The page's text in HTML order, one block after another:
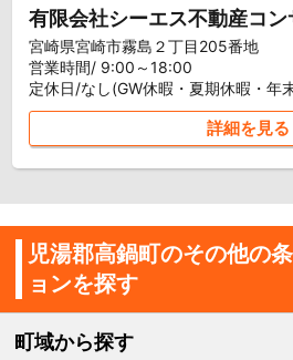
有限会社シーエス不動産コン
宮崎県宮崎市霧島２丁目205番地
営業時間/ 9:00～18:00
定休日/なし(GW休暇・夏期休暇・年
詳細を見る
児湯郡高鍋町のその他の
ョンを探す
町域から探す